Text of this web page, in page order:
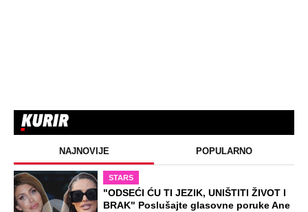
NAJNOVIJE POPULARNO
STARS
"ODSEĆI ĆU TI JEZIK, UNIŠTITI ŽIVOT I
BRAK" Poslušajte glasovne poruke Ane